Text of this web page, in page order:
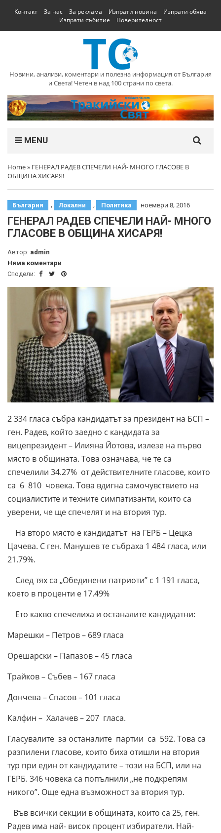
Контакт За нас За реклама Изпрати новина
Изпрати обява
Изпрати събитие
Поверителност
Новини, анализи, коментари и полезна информация от България
и Света! Четен в над 100 страни по света.
MENU
Home» ГЕНЕРАЛ РАДЕВ СПЕЧЕЛИ НАЙ- МНОГО ГЛАСОВЕ В
ОБЩИНА ХИСАРЯ!
България , Локални , Политика ноември 8, 2016
ГЕНЕРАЛ РАДЕВ СПЕЧЕЛИ НАЙ- МНОГО
ГЛАСОВЕ В ОБЩИНА ХИСАРЯ!
Автор: admin
Няма коментари
Сподели:
2 334 гласа събра кандидатът за президент на БСП –
ген. Радев, който заедно с кандидата за
вицепрезидент – Илияна Йотова, излезе на първо
място в общината. Това означава, че те са
спечелили 34.27% от действителните гласове, които
са 6 810 човека. Това вдигна самочувствието на
социалистите и техните симпатизанти, които са
уверени, че ще спечелят и на втория тур.
На второ място е кандидатът на ГЕРБ – Цецка
Цачева. С ген. Манушев те събраха 1 484 гласа, или
21.79%.
След тях са „Обединени патриоти” с 1 191 гласа,
което в проценти е 17.49%
Ето какво спечелиха и останалите кандидатни:
Марешки – Петров – 689 гласа
Орешарски – Папазов – 45 гласа
Трайков – Събев – 167 гласа
Дончева – Спасов – 101 гласа
Калфин – Халачев – 207 гласа.
Гласувалите за останалите партии са 592. Това са
разпилени гласове, които биха отишли на втория
тур при един от кандидатите – този на БСП, или на
ГЕРБ. 346 човека са попълнили „не подкрепям
никого”. Още една възможност за втория тур.
Във всички секции в общината, които са 25, ген.
Радев има най- висок процент избиратели. Най-